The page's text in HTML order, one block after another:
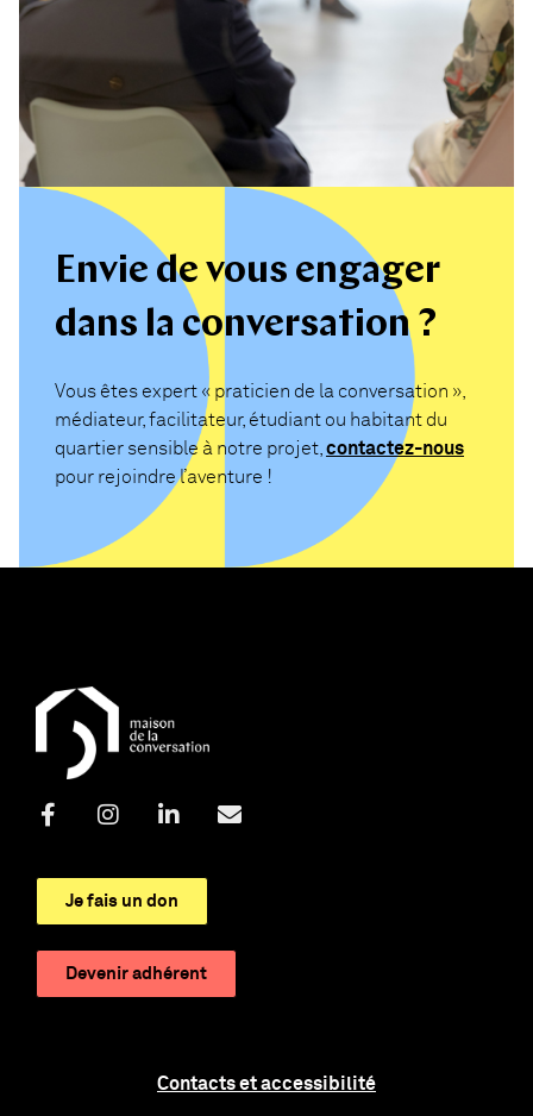
Envie de vous engager
dans la conversation ?
Vous êtes expert « praticien de la conversation »,
médiateur, facilitateur, étudiant ou habitant du
quartier sensible à notre projet, contactez-nous
pour rejoindre l’aventure !
Je fais un don
Devenir adhérent
Contacts et accessibilité